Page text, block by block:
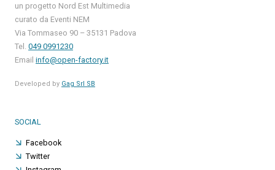
un progetto Nord Est Multimedia
curato da Eventi NEM
Via Tommaseo 90 – 35131 Padova
Tel. 049 0991230
Email info@open-factory.it
Developed by Gag Srl SB
SOCIAL
Facebook
Twitter